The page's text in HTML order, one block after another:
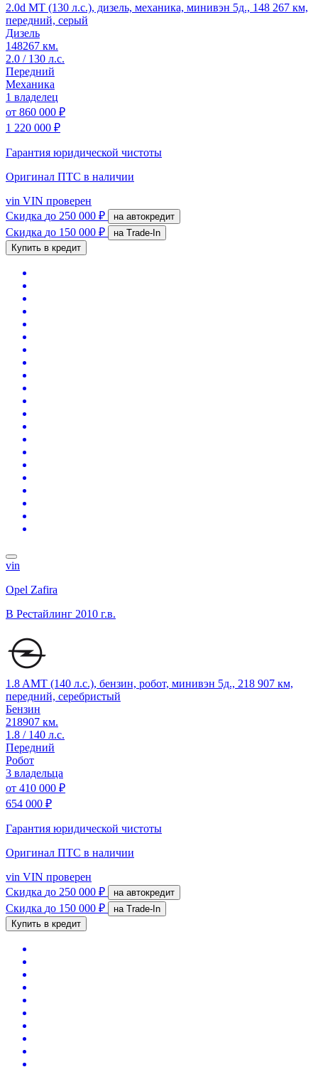
2.0d MT (130 л.с.), дизель, механика, минивэн 5д., 148 267 км,
передний, серый
Дизель
148267 км.
2.0 / 130 л.с.
Передний
Механика
1 владелец
от 860 000 ₽
1 220 000 ₽
Гарантия юридической чистоты
Оригинал ПТС в наличии
vin VIN проверен
Скидка до 250 000 ₽ на автокредит
Скидка до 150 000 ₽
на Trade-In
Купить в кредит
vin
Opel Zafira
B Рестайлинг 2010 г.в.
1.8 AMT (140 л.с.), бензин, робот, минивэн 5д., 218 907 км,
передний, серебристый
Бензин
218907 км.
1.8 / 140 л.с.
Передний
Робот
3 владельца
от 410 000 ₽
654 000 ₽
Гарантия юридической чистоты
Оригинал ПТС в наличии
vin VIN проверен
Скидка до 250 000 ₽ на автокредит
Скидка до 150 000 ₽
на Trade-In
Купить в кредит